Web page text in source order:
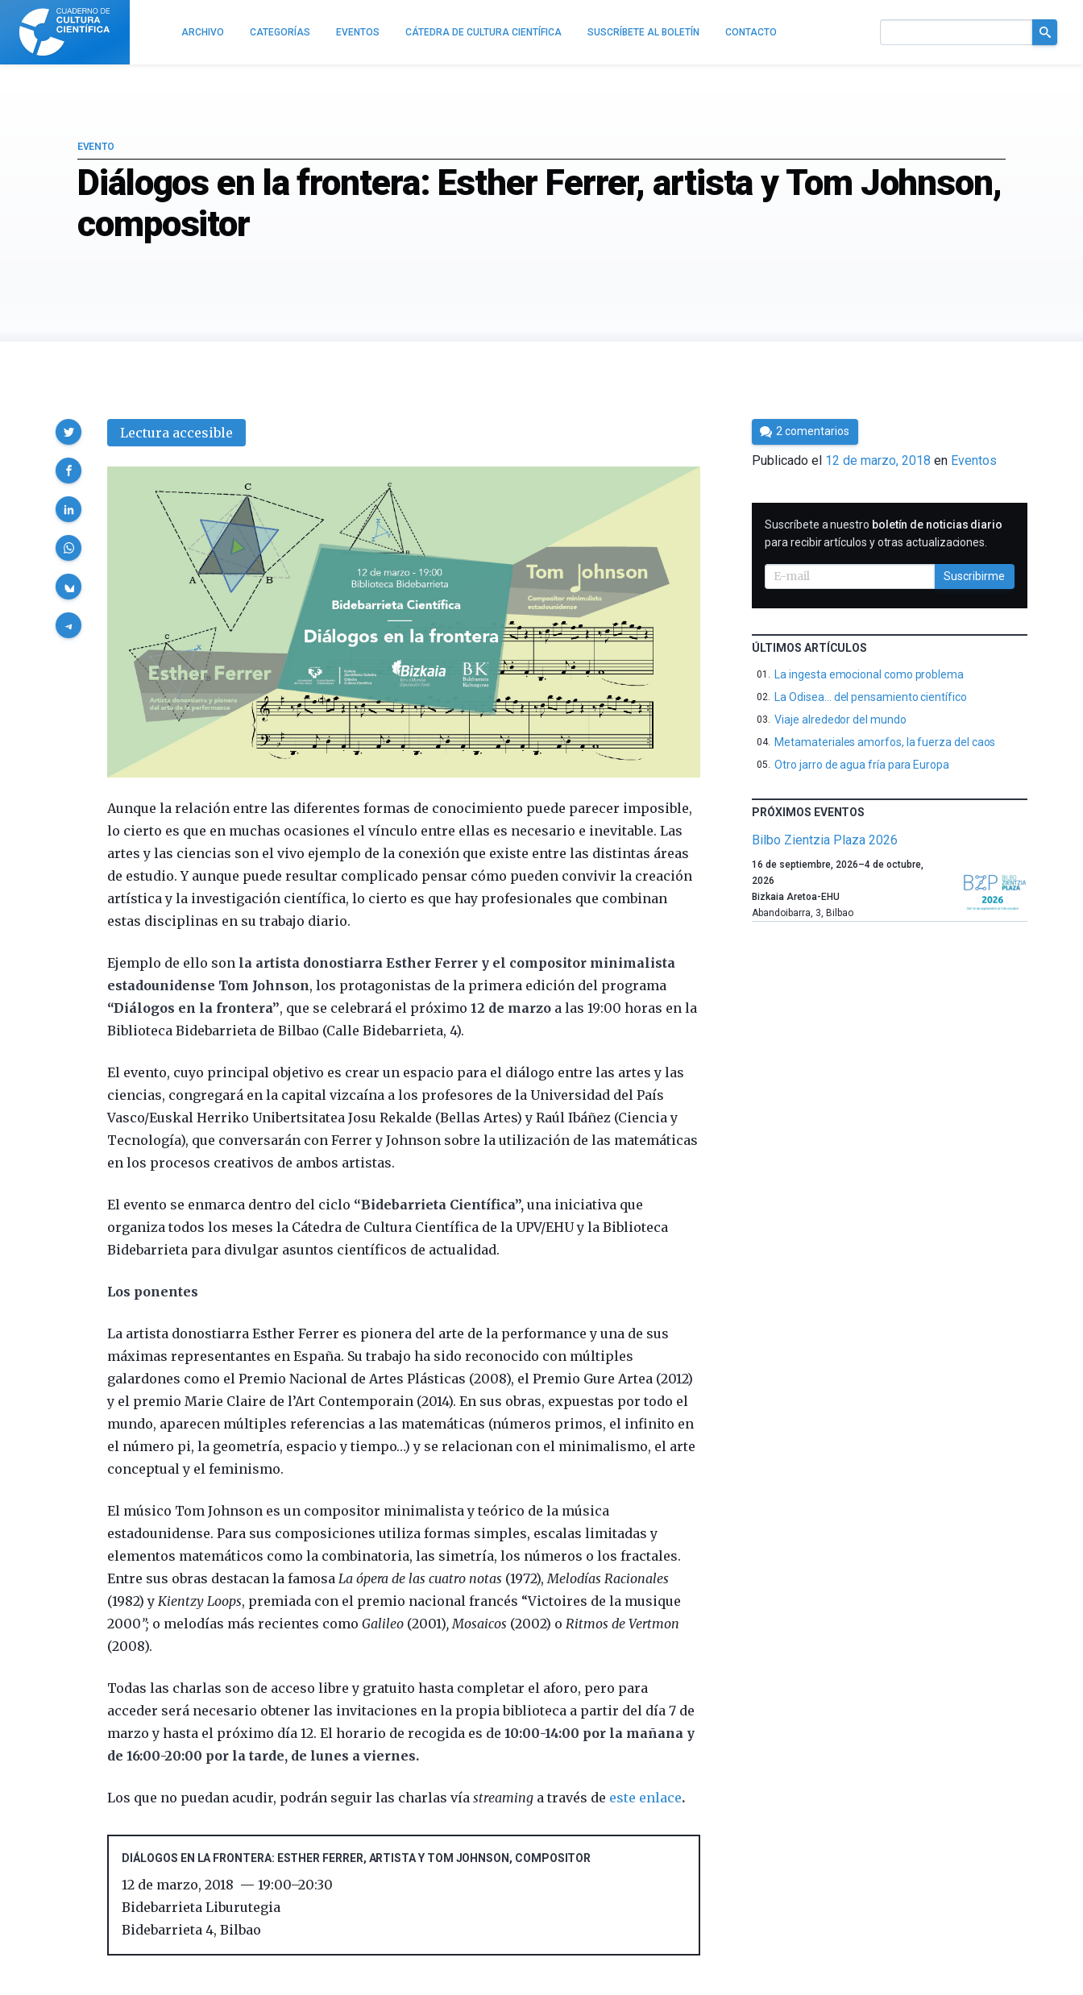
Cuaderno
Cultura
Científica
ARCHIVO CATEGORÍAS EVENTOS CÁTEDRA DE CULTURA CIENTÍFICA SUSCRÍBETE AL BOLETÍN CONTACTO
Diálogos en la frontera: Esther Ferrer, artista y Tom Johnson,
compositor
EVENTO
Lectura accesible
Aunque la relación entre las diferentes formas de conocimiento puede parecer imposible,
lo cierto es que en muchas ocasiones el vínculo entre ellas es necesario e inevitable. Las
artes y las ciencias son el vivo ejemplo de la conexión que existe entre las distintas áreas
de estudio. Y aunque puede resultar complicado pensar cómo pueden convivir la creación
artística y la investigación científica, lo cierto es que hay profesionales que combinan
estas disciplinas en su trabajo diario.
Ejemplo de ello son la artista donostiarra Esther Ferrer y el compositor minimalista
estadounidense Tom Johnson, los protagonistas de la primera edición del programa
“Diálogos en la frontera”, que se celebrará el próximo12 de marzo a las 19:00 horas en la
Biblioteca Bidebarrieta de Bilbao (Calle Bidebarrieta, 4).
El evento, cuyo principal objetivo es crear un espacio para el diálogo entre las artes y las
ciencias, congregará en la capital vizcaína a los profesores de la Universidad del País
Vasco/Euskal Herriko Unibertsitatea Josu Rekalde (Bellas Artes) y Raúl Ibáñez (Ciencia y
Tecnología), que conversarán con Ferrer y Johnson sobre la utilización de las matemáticas
en los procesos creativos de ambos artistas.
El evento se enmarca dentro del ciclo “Bidebarrieta Científica”,una iniciativa que
organiza todos los meses la Cátedra de Cultura Científica de la UPV/EHU y la Biblioteca
Bidebarrieta para divulgar asuntos científicos de actualidad.
Los ponentes
La artista donostiarra Esther Ferrer es pionera del arte de la performance y una de sus
máximas representantes en España. Su trabajo ha sido reconocido con múltiples
galardones como el Premio Nacional de Artes Plásticas (2008), el Premio Gure Artea (2012)
y el premio Marie Claire de l’Art Contemporain (2014). En sus obras, expuestas por todo el
mundo, aparecen múltiples referencias a las matemáticas (números primos, el infinito en
el número pi, la geometría, espacio y tiempo…) y se relacionan con el minimalismo, el arte
conceptual y el feminismo.
El músico Tom Johnson es un compositor minimalista y teórico de la música
estadounidense. Para sus composiciones utiliza formas simples, escalas limitadas y
elementos matemáticos como la combinatoria, las simetría, los números o los fractales.
Entre sus obras destacan la famosaLa ópera de las cuatro notas (1972),Melodías Racionales
(1982) yKientzy Loops, premiada con el premio nacional francés “Victoires de la musique
2000”; o melodías más recientes comoGalileo (2001), Mosaicos (2002) o Ritmos de Vertmon
(2008).
Todas las charlas son de acceso libre y gratuito hasta completar el aforo, pero para
acceder será necesario obtener las invitaciones en la propia biblioteca a partir del día 7 de
marzo y hasta el próximo día 12. El horario de recogida es de10:00-14:00 por la mañana y
de 16:00-20:00 por la tarde, de lunes a viernes.
Los que no puedan acudir, podrán seguir las charlas víastreaming a través de este enlace.
DIÁLOGOS EN LA FRONTERA: ESTHER FERRER, ARTISTA Y TOM JOHNSON, COMPOSITOR
12 de marzo, 2018 19:00–20:30
Bidebarrieta Liburutegia
Bidebarrieta 4,Bilbao
Compartir
Por
César
Tomé
2 comentarios
Publicado el 12 de marzo, 2018 en Eventos
SUSCRIBIRME
Suscríbete a nuestro boletín de noticias diario
para recibir artículos y otras actualizaciones.
Suscribirme
ÚLTIMOS ARTÍCULOS
La ingesta emocional como problema
La Odisea… del pensamiento científico
Viaje alrededor del mundo
Metamateriales amorfos, la fuerza del caos
Otro jarro de agua fría para Europa
PRÓXIMOS EVENTOS
Bilbo Zientzia Plaza 2026
Un
año
más,
Bilbao
16 de septiembre, 2026–4 de octubre,
2026
Bizkaia Aretoa-EHU
Abandoibarra, 3, Bilbao